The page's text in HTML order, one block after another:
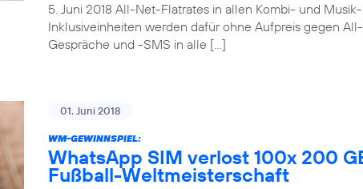
5. Juni 2018 All-Net-Flatrates in allen Kombi- und
Inklusiveinheiten werden dafür ohne Aufpreis gegen
Gespräche und -SMS in alle […]
01. Juni 2018
WM-GEWINNSPIEL:
WhatsApp SIM verlost 100x 200
Fußball-Weltmeisterschaft